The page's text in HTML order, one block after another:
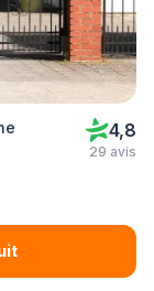
4,8
29 avis